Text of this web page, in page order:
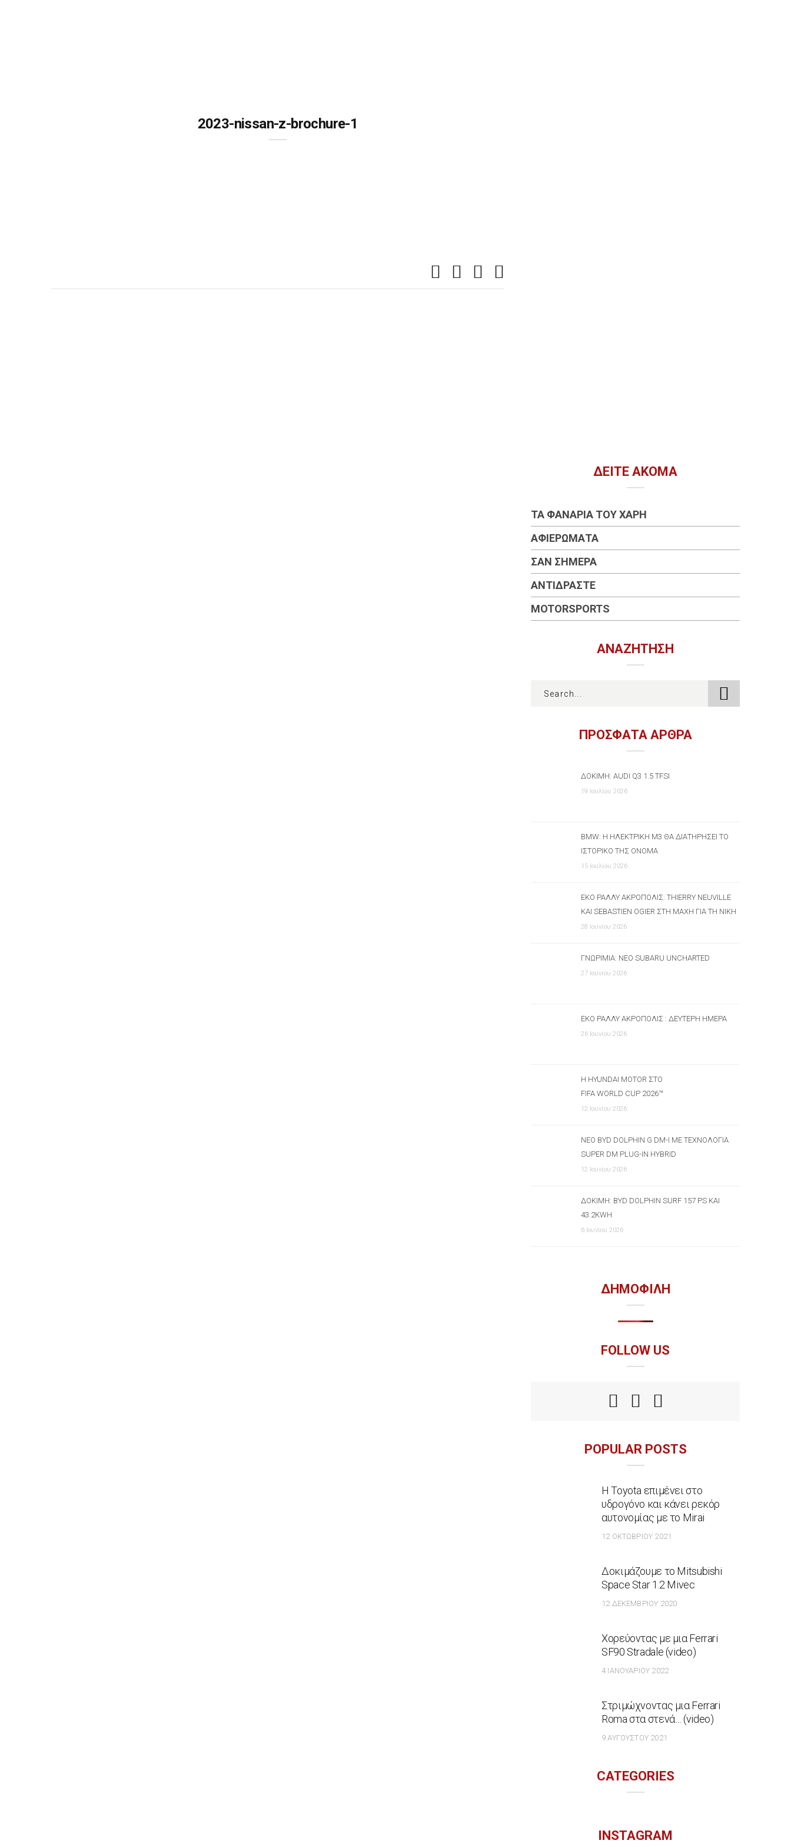
2023-nissan-z-brochure-1
ΔΕΊΤΕ ΑΚΌΜΑ
ΤΑ ΦΑΝΆΡΙΑ ΤΟΥ ΧΆΡΗ
ΑΦΙΕΡΏΜΑΤΑ
ΣΑΝ ΣΉΜΕΡΑ
ΑΝΤΙΔΡΆΣΤΕ
MOTORSPORTS
ΑΝΑΖΉΤΗΣΗ
ΠΡΟΣΦΑΤΑ ΑΡΘΡΑ
ΔΟΚΙΜΉ: AUDI Q3 1.5 TFSI
19 Ιουλίου 2026
BMW: Η ΗΛΕΚΤΡΙΚΉ M3 ΘΑ ΔΙΑΤΗΡΉΣΕΙ ΤΟ
ΙΣΤΟΡΙΚΌ ΤΗΣ ΌΝΟΜΑ
15 Ιουλίου 2026
ΕΚΟ ΡΆΛΛΥ ΑΚΡΌΠΟΛΙΣ: THIERRY NEUVILLE
ΚΑΙ SEBASTIEN OGIER ΣΤΗ ΜΆΧΗ ΓΙΑ ΤΗ ΝΊΚΗ
28 Ιουνίου 2026
ΓΝΩΡΙΜΊΑ: ΝΈΟ SUBARU UNCHARTED
27 Ιουνίου 2026
ΕΚΟ ΡΆΛΛΥ ΑΚΡΌΠΟΛΙΣ : ΔΕΎΤΕΡΗ ΗΜΈΡΑ
26 Ιουνίου 2026
Η HYUNDAI MOTOR ΣΤΟ
FIFA WORLD CUP 2026™
12 Ιουνίου 2026
ΝΈΟ BYD DOLPHIN G DM-I ΜΕ ΤΕΧΝΟΛΟΓΊΑ
SUPER DM PLUG-IN HYBRID
12 Ιουνίου 2026
ΔΟΚΙΜΉ: BYD DOLPHIN SURF 157 PS ΚΑΙ
43.2KWH
6 Ιουνίου 2026
ΔΗΜΟΦΙΛΗ
FOLLOW US
POPULAR POSTS
Η Toyota επιμένει στο
υδρογόνο και κάνει ρεκόρ
αυτονομίας με το Mirai
12 ΟΚΤΩΒΡΊΟΥ 2021
Δοκιμάζουμε το Mitsubishi
Space Star 1.2 Mivec
12 ΔΕΚΕΜΒΡΊΟΥ 2020
Χορεύοντας με μια Ferrari
SF90 Stradale (video)
4 ΙΑΝΟΥΑΡΊΟΥ 2022
Στριμώχνοντας μια Ferrari
Roma στα στενά… (video)
9 ΑΥΓΟΎΣΤΟΥ 2021
CATEGORIES
INSTAGRAM